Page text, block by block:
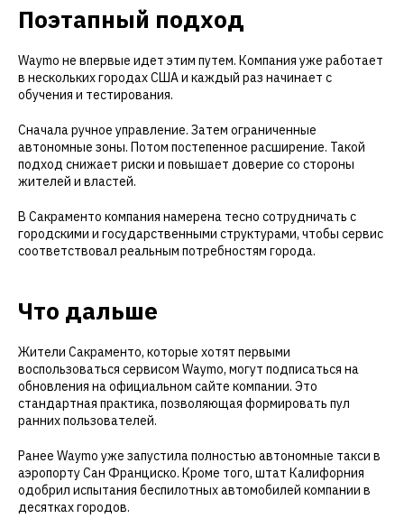
Поэтапный подход
Waymo не впервые идет этим путем. Компания уже работает
в нескольких городах США и каждый раз начинает с
обучения и тестирования.
Сначала ручное управление. Затем ограниченные
автономные зоны. Потом постепенное расширение. Такой
подход снижает риски и повышает доверие со стороны
жителей и властей.
В Сакраменто компания намерена тесно сотрудничать с
городскими и государственными структурами, чтобы сервис
соответствовал реальным потребностям города.
Что дальше
Жители Сакраменто, которые хотят первыми
воспользоваться сервисом Waymo, могут подписаться на
обновления на официальном сайте компании. Это
стандартная практика, позволяющая формировать пул
ранних пользователей.
Ранее Waymo уже запустила полностью автономные такси в
аэропорту Сан Франциско. Кроме того, штат Калифорния
одобрил испытания беспилотных автомобилей компании в
десятках городов.